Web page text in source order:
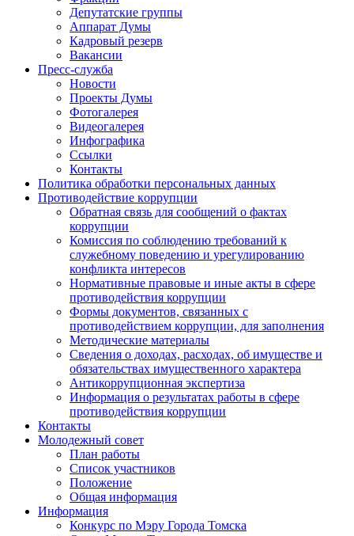
Депутатские группы
Аппарат Думы
Кадровый резерв
Вакансии
Пресс-служба
Новости
Проекты Думы
Фотогалерея
Видеогалерея
Инфографика
Ссылки
Контакты
Политика обработки персональных данных
Прoтивoдeйствие кoрpупции
Обратная связь для сообщений о фактах
коррупции
Комиссия по соблюдению требований к
служебному поведению и урегулированию
конфликта интересов
Нормативные правовые и иные акты в сфере
противодействия коррупции
Формы документов, связанных с
противодействием коррупции, для заполнения
Методические материалы
Сведения о доходах, расходах, об имуществе и
обязательствах имущественного характера
Антикоррупционная экспертиза
Информация о результатах работы в сфере
противодействия коррупции
Контакты
Молодежный совет
План работы
Список участников
Положение
Общая информация
Информация
Конкурс по Мэру Города Томска